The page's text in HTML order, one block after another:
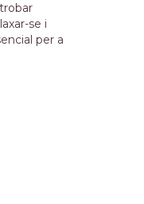
se i
per a